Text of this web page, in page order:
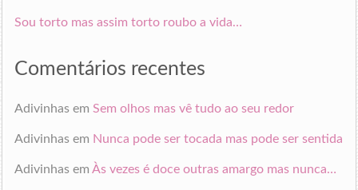
Sou torto mas assim torto roubo a vida…
Comentários recentes
Adivinhasem Sem olhos mas vê tudo ao seu redor
Adivinhasem Nunca pode ser tocada mas pode ser sentida
Adivinhasem Às vezes é doce outras amargo mas nunca…